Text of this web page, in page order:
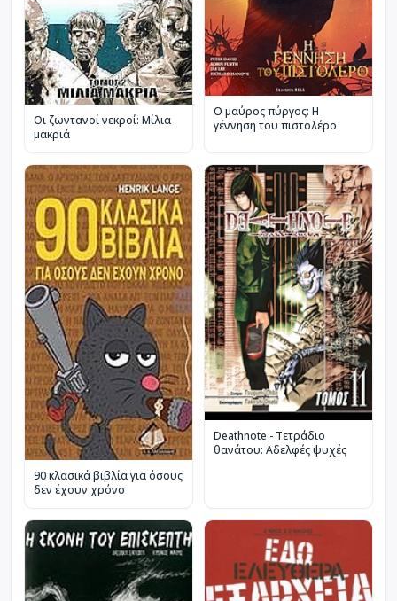
Οι ζωντανοί νεκροί: Μίλια
μακριά
Ο μαύρος πύργος: Η
γέννηση του πιστολέρο
90 κλασικά βιβλία για όσους
δεν έχουν χρόνο
Deathnote - Τετράδιο
θανάτου: Αδελφές ψυχές